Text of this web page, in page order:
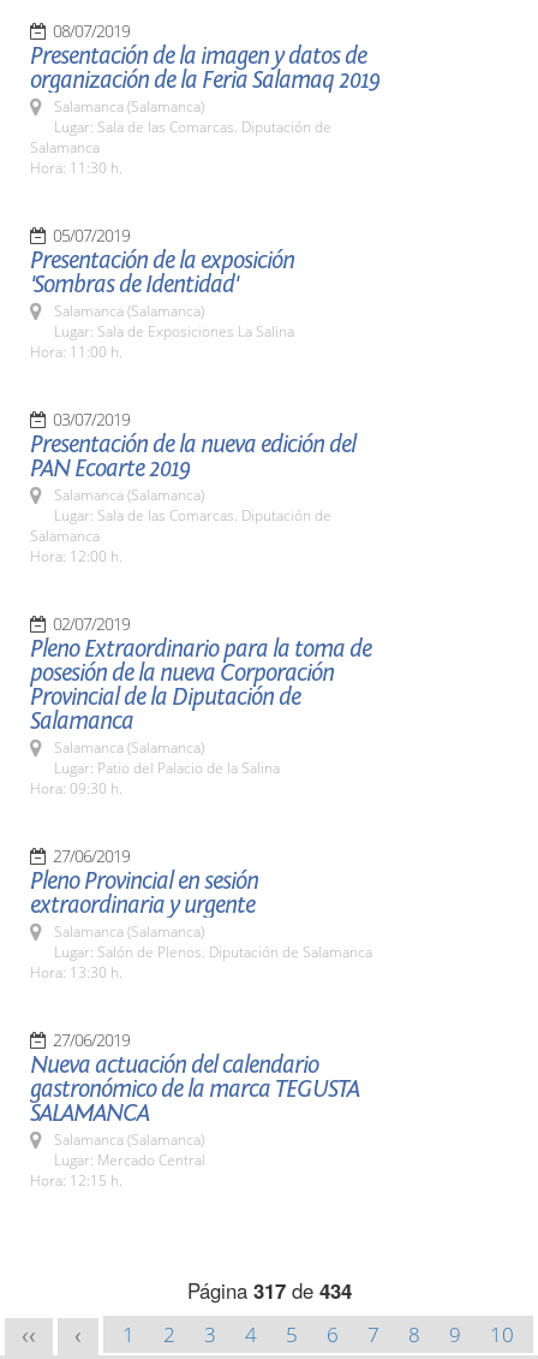
08/07/2019
Presentación de la imagen y datos de
organización de la Feria Salamaq 2019
Salamanca (Salamanca)
Lugar: Sala de las Comarcas. Diputación de
Salamanca
Hora: 11:30 h.
05/07/2019
Presentación de la exposición
'Sombras de Identidad'
Salamanca (Salamanca)
Lugar: Sala de Exposiciones La Salina
Hora: 11:00 h.
03/07/2019
Presentación de la nueva edición del
PAN Ecoarte 2019
Salamanca (Salamanca)
Lugar: Sala de las Comarcas. Diputación de
Salamanca
Hora: 12:00 h.
02/07/2019
Pleno Extraordinario para la toma de
posesión de la nueva Corporación
Provincial de la Diputación de
Salamanca
Salamanca (Salamanca)
Lugar: Patio del Palacio de la Salina
Hora: 09:30 h.
27/06/2019
Pleno Provincial en sesión
extraordinaria y urgente
Salamanca (Salamanca)
Lugar: Salón de Plenos. Diputación de Salamanca
Hora: 13:30 h.
27/06/2019
Nueva actuación del calendario
gastronómico de la marca TEGUSTA
SALAMANCA
Salamanca (Salamanca)
Lugar: Mercado Central
Hora: 12:15 h.
Página 317de 434
<< < 1 2 3 4 5 6 7 8 9
10